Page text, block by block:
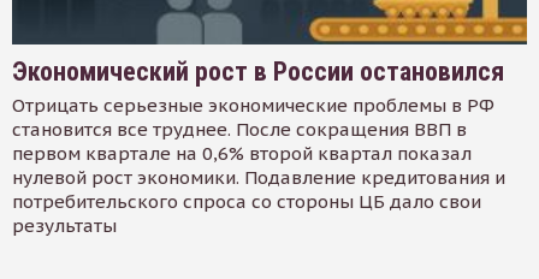
Экономический рост в России остановился
Отрицать серьезные экономические проблемы в РФ
становится все труднее. После сокращения ВВП в
первом квартале на 0,6% второй квартал показал
нулевой рост экономики. Подавление кредитования и
потребительского спроса со стороны ЦБ дало свои
результаты